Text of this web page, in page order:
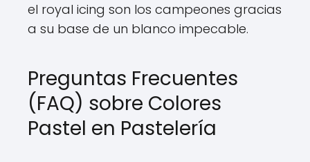
el royal icing son los campeones gracias
a su base de un blanco impecable.
Preguntas Frecuentes
(FAQ) sobre Colores
Pastel en Pastelería